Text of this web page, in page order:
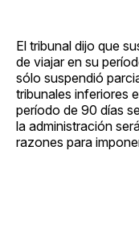
El tribunal dijo que
de viajar en su
sólo suspendió
tribunales inferiores
período de 90 días
la administración
razones para